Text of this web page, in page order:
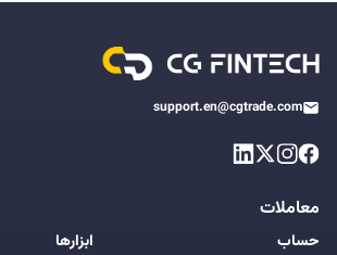
support.en@cgtrade.com
معاملات
حساب ابزارها